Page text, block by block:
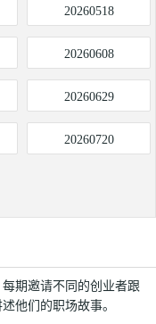
20260518
20260608
20260629
20260720
期邀请不同的创业者跟
他们的职场故事。